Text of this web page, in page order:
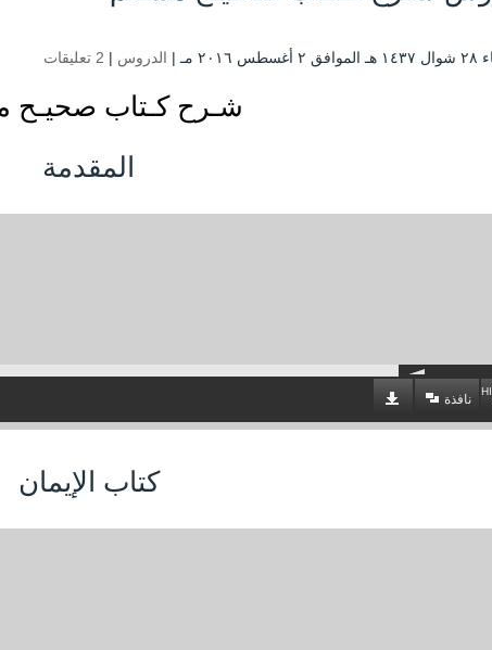
۲۰۱٦ مـ | الدروس | 2 تعليقات
شـرح كـتاب صحيـح
المقدمة
نافذة
كتاب الإيمان